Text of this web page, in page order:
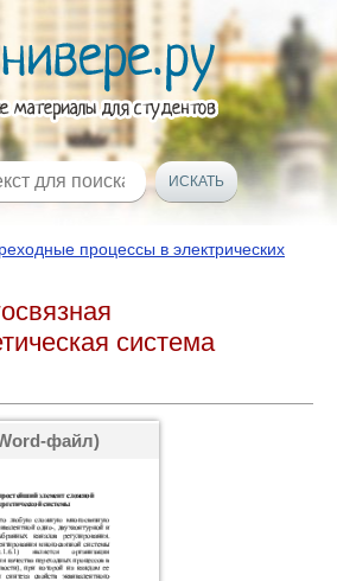
процессы в электрических
система
файл)